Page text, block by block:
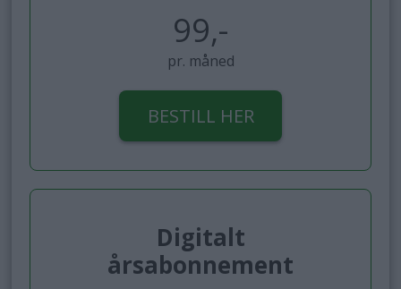
99,-
pr. måned
BESTILL HER
Digitalt
årsabonnement